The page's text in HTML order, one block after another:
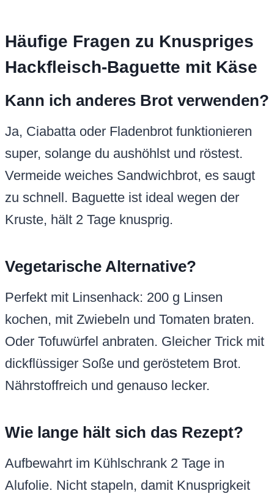
Häufige Fragen zu Knuspriges
Hackfleisch-Baguette mit Käse
Kann ich anderes Brot verwenden?
Ja, Ciabatta oder Fladenbrot funktionieren
super, solange du aushöhlst und röstest.
Vermeide weiches Sandwichbrot, es saugt
zu schnell. Baguette ist ideal wegen der
Kruste, hält 2 Tage knusprig.
Vegetarische Alternative?
Perfekt mit Linsenhack: 200 g Linsen
kochen, mit Zwiebeln und Tomaten braten.
Oder Tofuwürfel anbraten. Gleicher Trick mit
dickflüssiger Soße und geröstetem Brot.
Nährstoffreich und genauso lecker.
Wie lange hält sich das Rezept?
Aufbewahrt im Kühlschrank 2 Tage in
Alufolie. Nicht stapeln, damit Knusprigkeit